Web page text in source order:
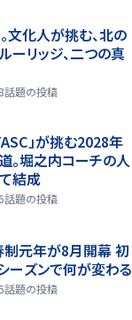
文化人が挑む、北の
ーリッジ、二つの真
話題の投稿
」が挑む2028年
。堀之内コーチの人
結成
話題の投稿
制元年が8月開幕 初
ーズンで何が変わる
話題の投稿